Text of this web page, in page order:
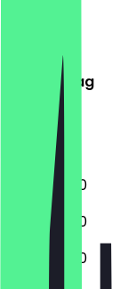
Mittwoch
Donnerstag
Samstag
Sonntag
11:30 - 23:00
11:30 - 23:00
11:30 - 23:00